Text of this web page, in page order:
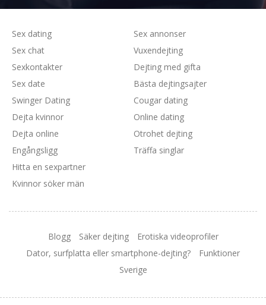
Sex dating
Sex chat
Sexkontakter
Sex date
Swinger Dating
Sex annonser
Vuxendejting
Dejting med gifta
Bästa dejtingsajter
Cougar dating
Dejta kvinnor
Dejta online
Engångsligg
Hitta en sexpartner
Kvinnor söker män
Online dating
Otrohet dejting
Träffa singlar
Blogg Säker dejting
Erotiska videoprofiler
Dator, surfplatta eller smartphone-dejting?
Funktioner
Sverige